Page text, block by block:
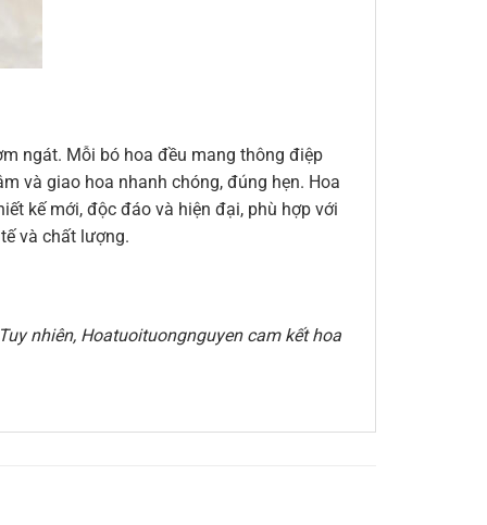
ngát. Mỗi bó hoa đều mang thông điệp
và giao hoa nhanh chóng, đúng hẹn. Hoa
kế mới, độc đáo và hiện đại, phù hợp với
và chất lượng.
nhiên, Hoatuoituongnguyen cam kết hoa